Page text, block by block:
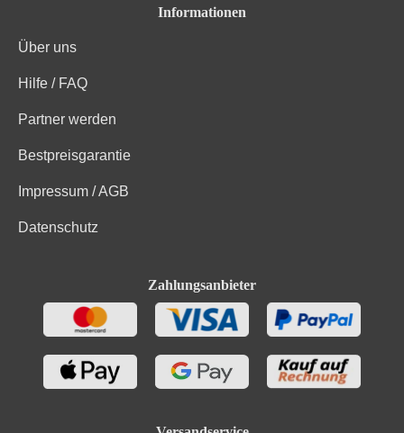
Zutaten
Mengen von Fett, gesättigten Fettsäuren, Eiweiß und
Informationen
Über uns
Hilfe / FAQ
Partner werden
Bestpreisgarantie
Impressum / AGB
Datenschutz
Zahlungsanbieter